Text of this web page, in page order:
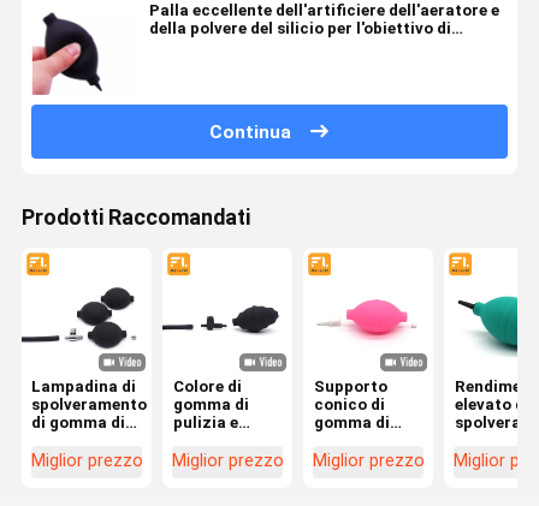
Palla eccellente dell'artificiere dell'aeratore e
della polvere del silicio per l'obiettivo di
Continua
Prodotti Raccomandati
Lampadina di
spolveramento
di gomma di
valore di
Miglior prezzo
Colore di
gomma di
pulizia e
dell'OEM della
Miglior prezzo
Supporto
conico di
gomma di
di Digital
Miglior prezzo
elevato
spolverata
gomma
Miglior